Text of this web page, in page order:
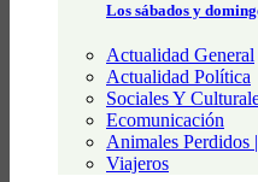
Los sábados y
Actualidad General
Actualidad Política
Sociales Y
Ecomunicación
Animales Perdidos
Viajeros